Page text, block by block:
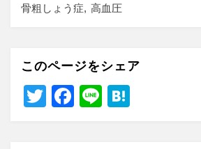
骨粗しょう症
高血圧
このページをシェア
T
F
Li